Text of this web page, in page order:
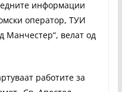
информации
оператор, ТУИ
Манчестер“, велат од
работите за